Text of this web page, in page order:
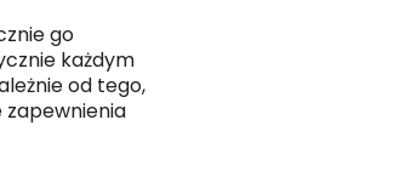
go
każdym
od tego,